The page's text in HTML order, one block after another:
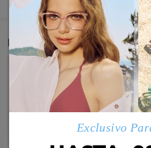
Detail
Exclusivo